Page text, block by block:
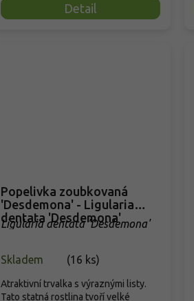
Detail
Popelivka zoubkovaná
'Desdemona' - Ligularia
dentata 'Desdemona'
Ligularia dentata 'Desdemona'
Skladem (16 ks)
Atraktivní trvalka s výraznými listy.
Tato statná rostlina tvoří velké